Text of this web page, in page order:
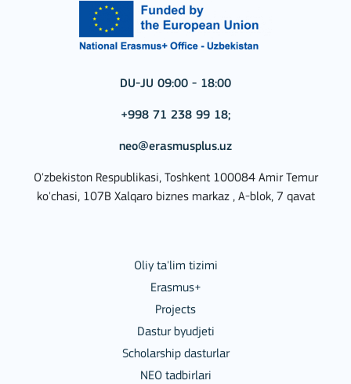
DU-JU 09:00 - 18:00
+998 71 238 99 18;
neo@erasmusplus.uz
O'zbekiston Respublikasi, Toshkent 100084 Amir Temur
ko'chasi, 107B Xalqaro biznes markaz , A-blok, 7 qavat
Oliy ta'lim tizimi
Erasmus+
Projects
Dastur byudjeti
Scholarship dasturlar
NEO tadbirlari